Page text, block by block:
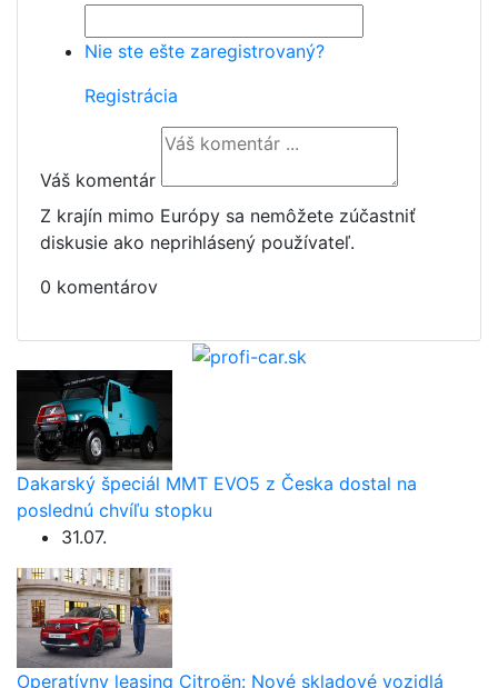
Nie ste ešte zaregistrovaný?
Registrácia
Váš komentár
Z krajín mimo Európy sa nemôžete zúčastniť
diskusie ako neprihlásený používateľ.
0 komentárov
Dakarský špeciál MMT EVO5 z Česka dostal na
poslednú chvíľu stopku
31.07.
Operatívny leasing Citroën: Nové skladové vozidlá